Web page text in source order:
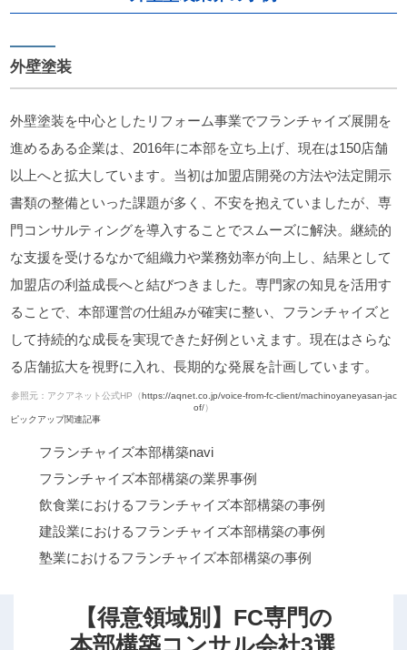
外壁塗装
外壁塗装を中心としたリフォーム事業でフランチャイズ展開を
進めるある企業は、2016年に本部を立ち上げ、現在は150店舗
以上へと拡大しています。当初は加盟店開発の方法や法定開示
書類の整備といった課題が多く、不安を抱えていましたが、専
門コンサルティングを導入することでスムーズに解決。継続的
な支援を受けるなかで組織力や業務効率が向上し、結果として
加盟店の利益成長へと結びつきました。専門家の知見を活用す
ることで、本部運営の仕組みが確実に整い、フランチャイズと
して持続的な成長を実現できた好例といえます。現在はさらな
る店舗拡大を視野に入れ、長期的な発展を計画しています。
参照元：アクアネット公式HP（https://aqnet.co.jp/voice-from-fc-client/machinoyaneyasan-jac
of/）
ピックアップ関連記事
フランチャイズ本部構築navi
フランチャイズ本部構築の業界事例
飲食業におけるフランチャイズ本部構築の事例
建設業におけるフランチャイズ本部構築の事例
塾業におけるフランチャイズ本部構築の事例
【得意領域別】FC専門の
本部構築コンサル会社3選